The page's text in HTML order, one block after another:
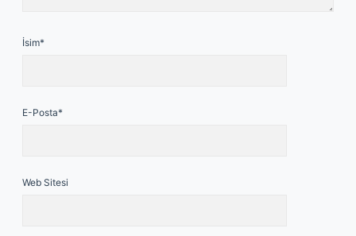
İsim*
E-Posta*
Web Sitesi